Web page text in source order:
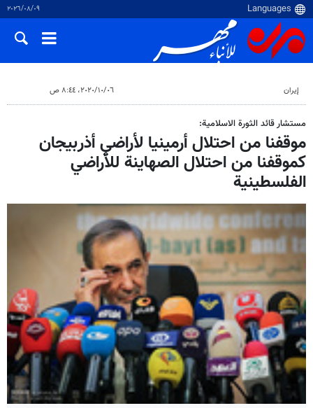
٠٩‏/٠٨‏/٢٠٢٦
إيران ٠٦‏/١٠‏/٢٠٢٠، ٨:٤٤ ص
مستشار قائد الثورة الاسلامية:
موقفنا من احتلال أرمينيا لأراضي أذربيجان
كموقفنا من احتلال الصهاينة للأراضي
الفلسطينية